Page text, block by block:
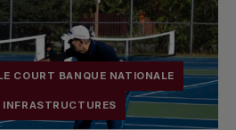
Tournois
nationaux
COURT BANQUE NATIONALE